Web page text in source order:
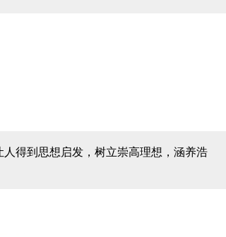
得到思想启发，树立崇高理想，涵养浩